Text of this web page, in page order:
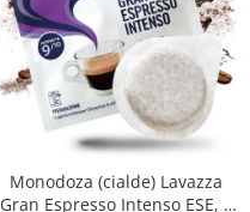
Monodoza (cialde) Lavazza
Gran Espresso Intenso ESE, 1